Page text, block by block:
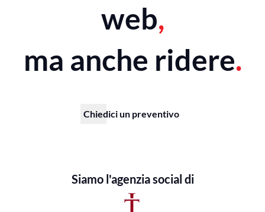
web,
ma anche ridere.
Chiedici un preventivo
Siamo l'agenzia social di